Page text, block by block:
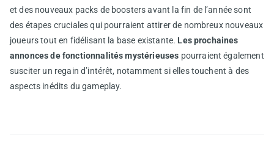
et des nouveaux packs de boosters avant la fin de l’année sont
des étapes cruciales qui pourraient attirer de nombreux nouveaux
joueurs tout en fidélisant la base existante. Les prochaines
annonces de fonctionnalités mystérieuses pourraient également
susciter un regain d’intérêt, notamment si elles touchent à des
aspects inédits du gameplay.